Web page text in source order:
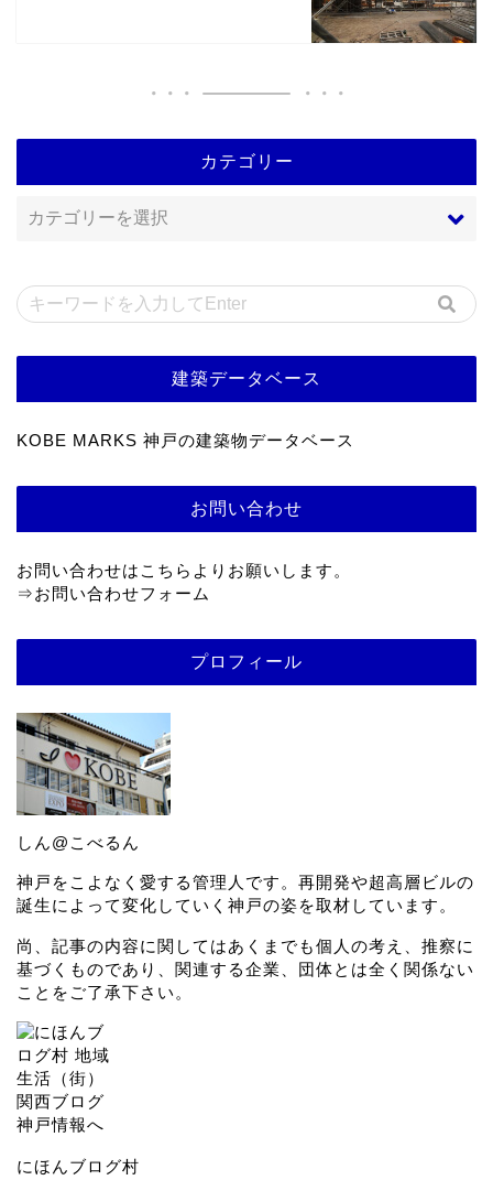
カテゴリー
建築データベース
KOBE MARKS 神戸の建築物データベース
お問い合わせ
お問い合わせはこちらよりお願いします。
⇒お問い合わせフォーム
プロフィール
しん@こべるん
神戸をこよなく愛する管理人です。再開発や超高層ビルの
誕生によって変化していく神戸の姿を取材しています。
尚、記事の内容に関してはあくまでも個人の考え、推察に
基づくものであり、関連する企業、団体とは全く関係ない
ことをご了承下さい。
にほんブログ村